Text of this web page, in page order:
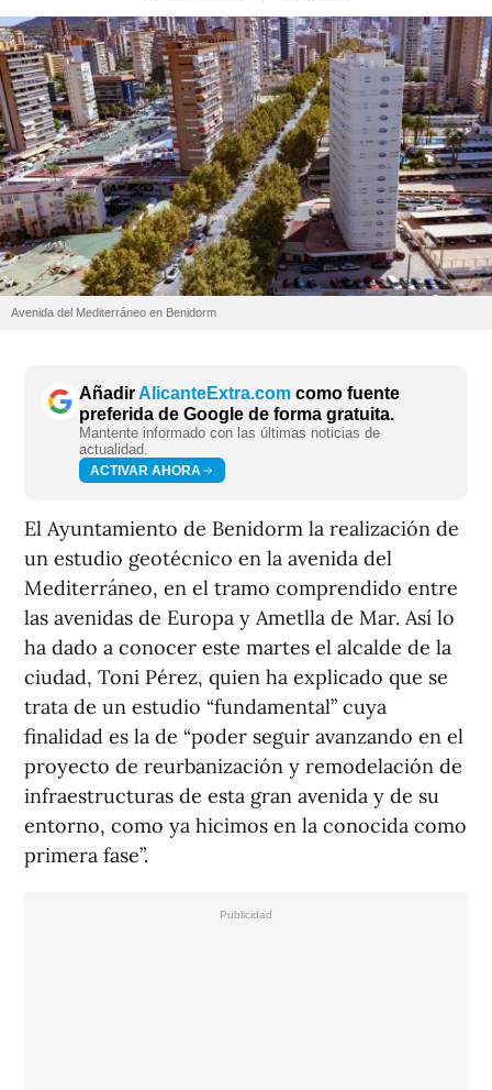
Avenida del Mediterráneo en Benidorm
AñadirAlicanteExtra.com como fuente
preferida de Google de forma gratuita.
Mantente informado con las últimas noticias de
actualidad.
ACTIVAR AHORA
El Ayuntamiento de Benidorm la realización de
un estudio geotécnico en la avenida del
Mediterráneo, en el tramo comprendido entre
las avenidas de Europa y Ametlla de Mar. Así lo
ha dado a conocer este martes el alcalde de la
ciudad, Toni Pérez, quien ha explicado que se
trata de un estudio “fundamental” cuya
finalidad es la de “poder seguir avanzando en el
proyecto de reurbanización y remodelación de
infraestructuras de esta gran avenida y de su
entorno, como ya hicimos en la conocida como
primera fase”.